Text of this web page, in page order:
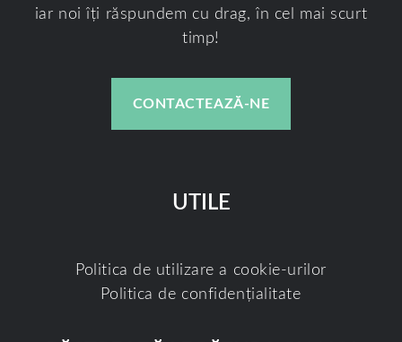
iar noi îți răspundem cu drag, în cel mai scurt
timp!
CONTACTEAZĂ-NE
UTILE
Politica de utilizare a cookie-urilor
Politica de confidențialitate